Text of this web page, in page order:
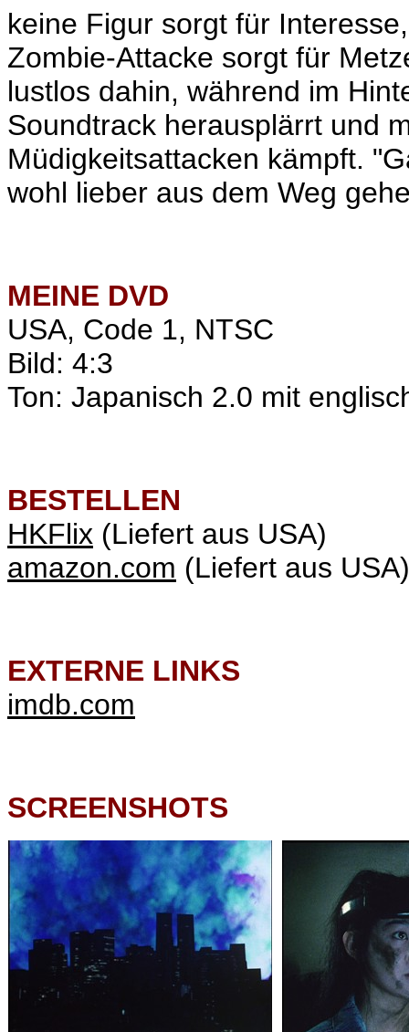
keine Figur sorgt für
Zombie-Attacke sorgt für
lustlos dahin, während im
Soundtrack herausplärrt und
Müdigkeitsattacken kämpft.
wohl lieber aus dem Weg
MEINE DVD
USA, Code 1, NTSC
Bild: 4:3
Ton: Japanisch 2.0 mit
BESTELLEN
HKFlix (Liefert aus USA)
amazon.com (Liefert aus USA)
EXTERNE LINKS
imdb.com
SCREENSHOTS